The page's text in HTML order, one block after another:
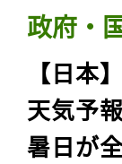
政府・
【日本
天気予
暑日が